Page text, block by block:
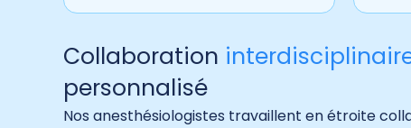
Collaboration
personnalisé
Nos anesthésiologistes travaillent en étroite